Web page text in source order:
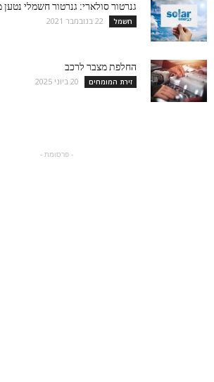
גנרטור סולארי: גנרטור חשמלי
חשמל 22 בנובמבר 2021
החלפת מצבר לרכב
זירת המומחים 20 ביוני 2025
- פרסומת -